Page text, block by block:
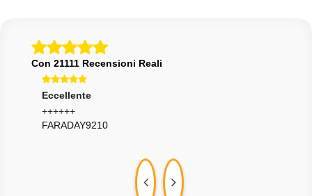
Con 21111 Recensioni Reali
Eccellente
Diciamo Ok
ANTOOOC